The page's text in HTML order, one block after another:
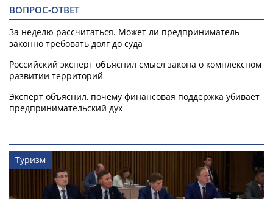
ВОПРОС-ОТВЕТ
За неделю рассчитаться. Может ли предприниматель
законно требовать долг до суда
Российский эксперт объяснил смысл закона о комплексном
развитии территорий
Эксперт объяснил, почему финансовая поддержка убивает
предпринимательский дух
Туризм